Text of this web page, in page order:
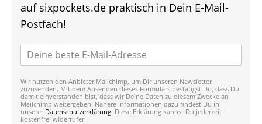
auf sixpockets.de praktisch in Dein E-Mail-
Postfach!
Wir nutzen den Anbieter Mailchimp, um Dir unseren Newsletter
zuzusenden. Mit dem Absenden dieses Formulars bestätigst Du, dass Du
damit einverstanden bist, dass wir Deine Daten zu diesem Zwecke an
Mailchimp weitergeben. Nähere Informationen dazu findest Du in
unserer Datenschutzerklärung. Diese Erklärung kannst Du jederzeit
kostenfrei widerrufen.